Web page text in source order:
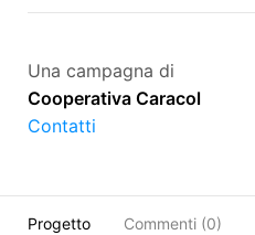
Una campagna di
Cooperativa Caracol
Contatti
Progetto Commenti (0)